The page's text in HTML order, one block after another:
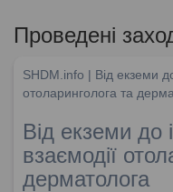
Проведені
SHDM.info | Від екземи
отоларинголога та
Від екземи до
взаємодії
дерматолога